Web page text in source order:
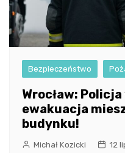
Bezpieczeństwo
Wrocław:
ewakuacja
budynku!
Michał Kozicki 12